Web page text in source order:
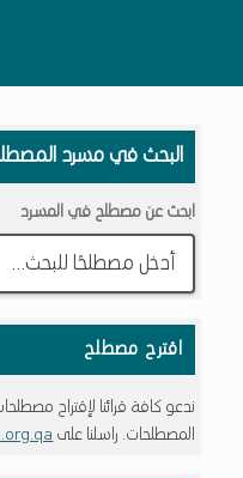
البحث في مسرد
ابحث عن مصطلح في المسرد
اقترح مصطلح
ندعو كافة قرائنا لإقتراح
المصطلحات. راسلنا على